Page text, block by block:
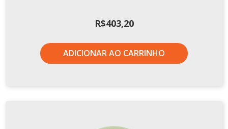
R$403,20
ADICIONAR AO CARRINHO